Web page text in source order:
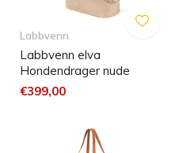
Labbvenn
Labbvenn elva
Hondendrager nude
€399,00